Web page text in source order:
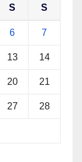
S S
6 7
13 14
20 21
27 28